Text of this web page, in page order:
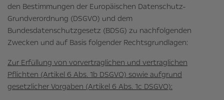
den Bestimmungen der Europäischen Datenschutz-
Grundverordnung (DSGVO) und dem
Bundesdatenschutzgesetz (BDSG) zu nachfolgenden
Zwecken und auf Basis folgender Rechtsgrundlagen:
Zur Erfüllung von vorvertraglichen und vertraglichen
Pflichten (Artikel 6 Abs. 1b DSGVO) sowie aufgrund
gesetzlicher Vorgaben (Artikel 6 Abs. 1c DSGVO):